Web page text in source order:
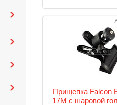
Прищепка Falcon
17M с шаровой